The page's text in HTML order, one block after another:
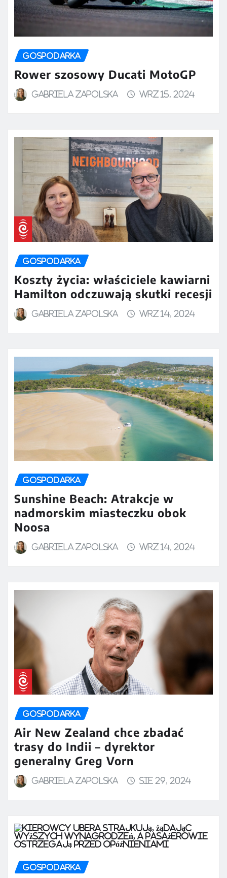
GOSPODARKA
Rower szosowy Ducati MotoGP
Gabriela Zapolska wrz 15, 2024
GOSPODARKA
Koszty życia: właściciele kawiarni
Hamilton odczuwają skutki recesji
Gabriela Zapolska wrz 14, 2024
GOSPODARKA
Sunshine Beach: Atrakcje w
nadmorskim miasteczku obok
Noosa
Gabriela Zapolska wrz 14, 2024
GOSPODARKA
Air New Zealand chce zbadać
trasy do Indii – dyrektor
generalny Greg Vorn
Gabriela Zapolska sie 29, 2024
GOSPODARKA